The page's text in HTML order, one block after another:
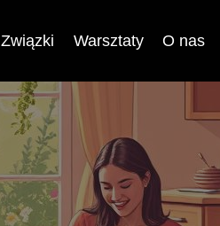
Związki Warsztaty O nas